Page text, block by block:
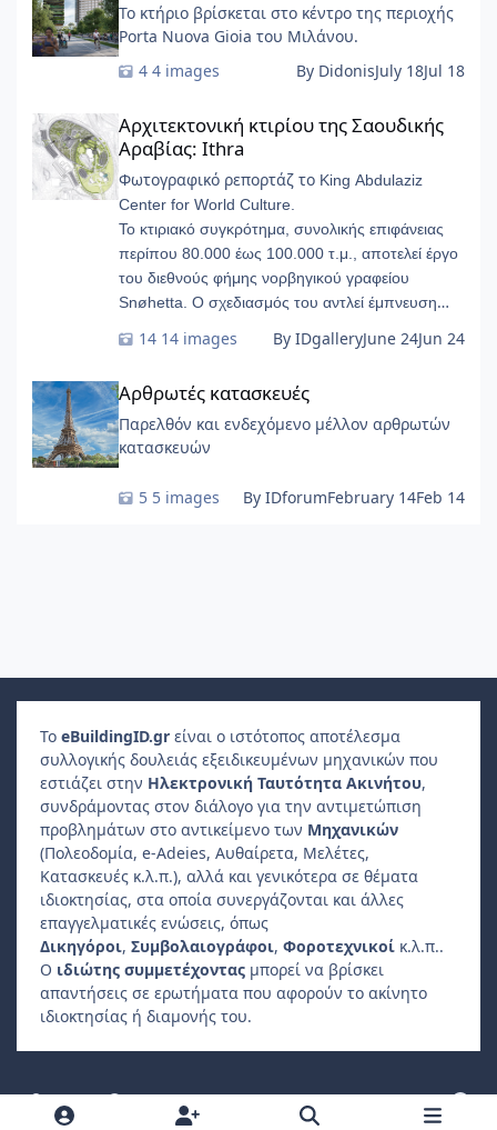
Το κτήριο βρίσκεται στο κέντρο της περιοχής
Porta Nuova Gioia του Μιλάνου.
4 images
By DidonisJuly 18Jul 18
Αρχιτεκτονική κτιρίου της Σαουδικής Αραβίας: Ithra
Αρχιτεκτονική κτιρίου της Σαουδικής
Αραβίας: Ithra
Φωτογραφικό ρεπορτάζ το King Abdulaziz
Center for World Culture.
Το κτιριακό συγκρότημα, συνολικής επιφάνειας
περίπου 80.000 έως 100.000 τ.μ., αποτελεί έργο
του διεθνούς φήμης νορβηγικού γραφείου
Snøhetta. Ο σχεδιασμός του αντλεί έμπνευση
των πετρελαιοφόρων στρωμάτων, παίρνοντας τη
14 images By IDgalleryJune 24Jun 24
Αρθρωτές κατασκευές
Παρελθόν και ενδεχόμενο μέλλον αρθρωτών
κατασκευών
5 images By IDforumFebruary 14Feb 14
Το eBuildingID.gr είναι ο ιστότοπος αποτέλεσμα
συλλογικής δουλειάς εξειδικευμένων μηχανικών που
εστιάζει στην Ηλεκτρονική Ταυτότητα Ακινήτου,
συνδράμοντας στον διάλογο για την αντιμετώπιση
προβλημάτων στο αντικείμενο των Μηχανικών
(Πολεοδομία, e-Adeies, Αυθαίρετα, Μελέτες,
Κατασκευές κ.λ.π.), αλλά και γενικότερα σε θέματα
ιδιοκτησίας, στα οποία συνεργάζονται και άλλες
επαγγελματικές ενώσεις, όπως
Δικηγόροι, Συμβολαιογράφοι, Φοροτεχνικοί κ.λ.π..
Ο ιδιώτης συμμετέχοντας μπορεί να βρίσκει
απαντήσεις σε ερωτήματα που αφορούν το ακίνητο
ιδιοκτησίας ή διαμονής του.
Light ModeDark ModeSystem Preference
f
a